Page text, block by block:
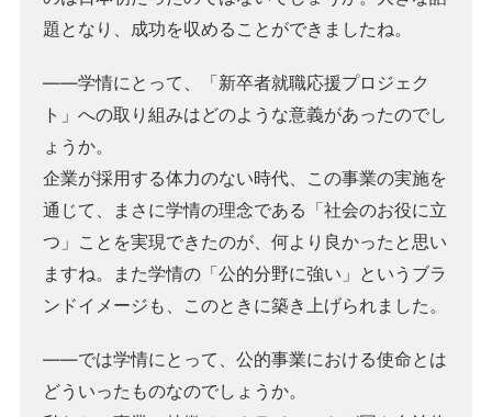
題となり、成功を収めることができましたね。
――学情にとって、「新卒者就職応援プロジェク
ト」への取り組みはどのような意義があったのでし
ょうか。
企業が採用する体力のない時代、この事業の実施を
通じて、まさに学情の理念である「社会のお役に立
つ」ことを実現できたのが、何より良かったと思い
ますね。また学情の「公的分野に強い」というブラ
ンドイメージも、このときに築き上げられました。
――では学情にとって、公的事業における使命とは
どういったものなのでしょうか。